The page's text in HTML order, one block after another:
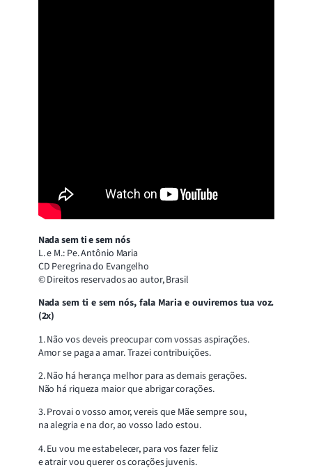
Nada sem ti e sem nós
L. e M.: Pe. Antônio Maria
CD Peregrina do Evangelho
© Direitos reservados ao autor, Brasil
Nada sem ti e sem nós, fala Maria e ouviremos tua voz.
(2x)
1. Não vos deveis preocupar com vossas aspirações.
Amor se paga a amar. Trazei contribuições.
2. Não há herança melhor para as demais gerações.
Não há riqueza maior que abrigar corações.
3. Provai o vosso amor, vereis que Mãe sempre sou,
na alegria e na dor, ao vosso lado estou.
4. Eu vou me estabelecer, para vos fazer feliz
e atrair vou querer os corações juvenis.